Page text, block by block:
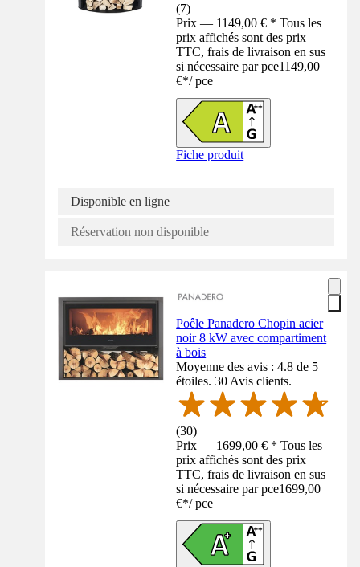
(7)
Prix — 1149,00 € * Tous les
prix affichés sont des prix
TTC, frais de livraison en sus
si nécessaire par pce1149,00
€*/ pce
Fiche produit
Disponible en ligne
Réservation non disponible
Poêle Panadero Chopin acier
noir 8 kW avec compartiment
à bois
Moyenne des avis : 4.8 de 5
étoiles. 30 Avis clients.
(30)
Prix — 1699,00 € * Tous les
prix affichés sont des prix
TTC, frais de livraison en sus
si nécessaire par pce1699,00
€*/ pce